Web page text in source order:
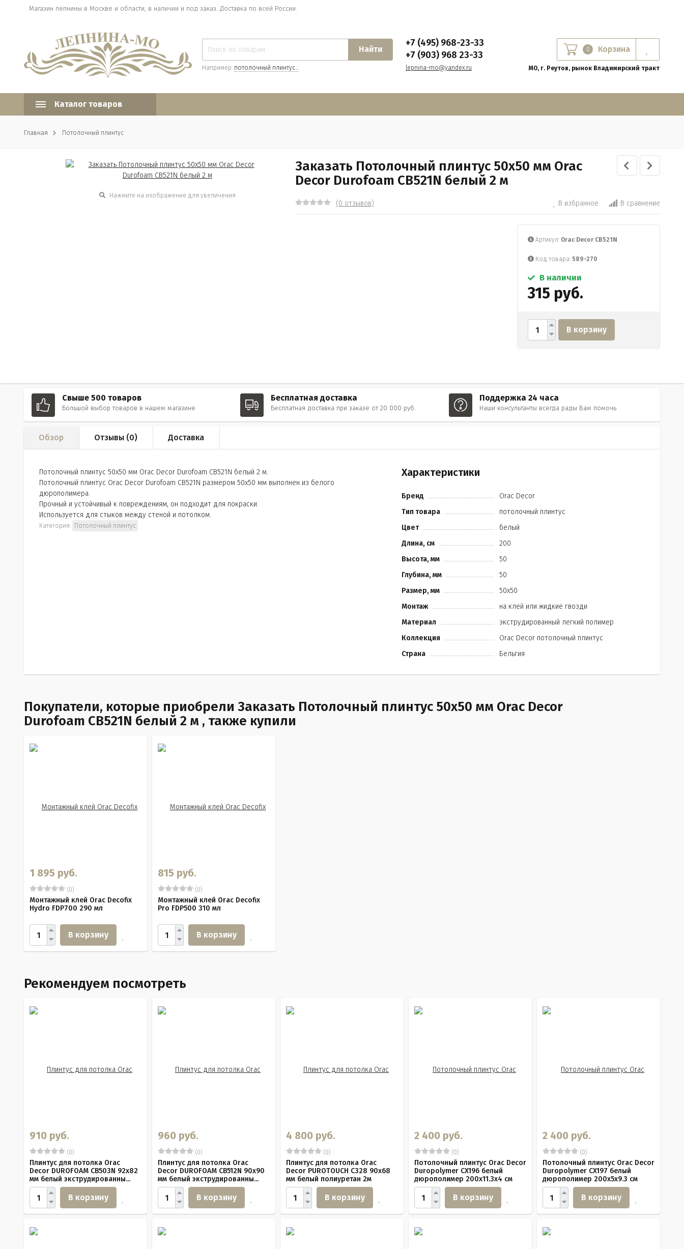
Магазин лепнины в Москве и области, в наличии и под заказ. Доставка по всей России.
Найти
Например: потолочный плинтус...
+7 (495) 968-23-33
+7 (903) 968 23-33
lepnina-mo@yandex.ru
0 Корзина
МО, г. Реутов, рынок Владимирский тракт
Каталог товаров
Главная Потолочный плинтус
Нажмите на изображение для увеличения
Заказать Потолочный плинтус 50х50 мм Orac
Decor Durofoam CB521N белый 2 м
(0 отзывов) В избранное В сравнение
Артикул: Orac Decor CB521N
Код товара: 589-270
В наличии
315 руб.
В корзину
Свыше 500 товаров
Большой выбор товаров в нашем магазине
Бесплатная доставка
Бесплатная доставка при заказе от 20 000 руб.
Поддержка 24 часа
Наши консультанты всегда рады Вам помочь
Обзор Отзывы (0) Доставка
Потолочный плинтус 50х50 мм Orac Decor Durofoam CB521N белый 2 м.
Потолочный плинтус Orac Decor Durofoam CB521N размером 50x50 мм выполнен из белого
дюрополимера.
Прочный и устойчивый к повреждениям, он подходит для покраски.
Используется для стыков между стеной и потолком.
Категория: Потолочный плинтус
Характеристики
Бренд
Orac Decor
Тип товара
потолочный плинтус
Цвет
белый
Длина, см
200
Высота, мм
50
Глубина, мм
50
Размер, мм
50х50
Монтаж
на клей или жидкие гвозди
Материал
экструдированный легкий полимер
Коллекция
Orac Decor потолочный плинтус
Страна
Бельгия
Покупатели, которые приобрели Заказать Потолочный плинтус 50х50 мм Orac Decor
Durofoam CB521N белый 2 м , также купили
1 895 руб.
(0)
Монтажный клей Orac Decofix
Hydro FDP700 290 мл
В корзину
815 руб.
(0)
Монтажный клей Orac Decofix
Pro FDP500 310 мл
В корзину
Рекомендуем посмотреть
910 руб.
(0)
Плинтус для потолка Orac
Decor DUROFOAM CB503N 92х82
мм белый экструдированны...
В корзину
960 руб.
(0)
Плинтус для потолка Orac
Decor DUROFOAM CB512N 90х90
мм белый экструдированны...
В корзину
4 800 руб.
(0)
Плинтус для потолка Orac
Decor PUROTOUCH C328 90х68
мм белый полиуретан 2м
В корзину
2 400 руб.
(0)
Потолочный плинтус Orac Decor
Duropolymer CX196 белый
дюрополимер 200x11.3x4 см
В корзину
2 400 руб.
(0)
Потолочный плинтус Orac Decor
Duropolymer CX197 белый
дюрополимер 200x5x9.3 см
В корзину